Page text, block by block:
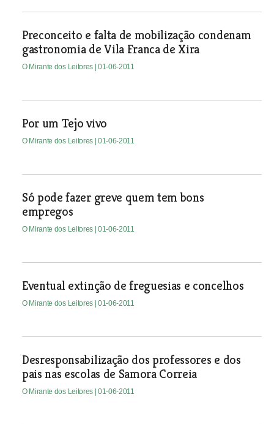
Preconceito e falta de mobilização condenam
gastronomia de Vila Franca de Xira
O Mirante dos Leitores | 01-06-2011
Por um Tejo vivo
O Mirante dos Leitores | 01-06-2011
Só pode fazer greve quem tem bons
empregos
O Mirante dos Leitores | 01-06-2011
Eventual extinção de freguesias e concelhos
O Mirante dos Leitores | 01-06-2011
Desresponsabilização dos professores e dos
pais nas escolas de Samora Correia
O Mirante dos Leitores | 01-06-2011